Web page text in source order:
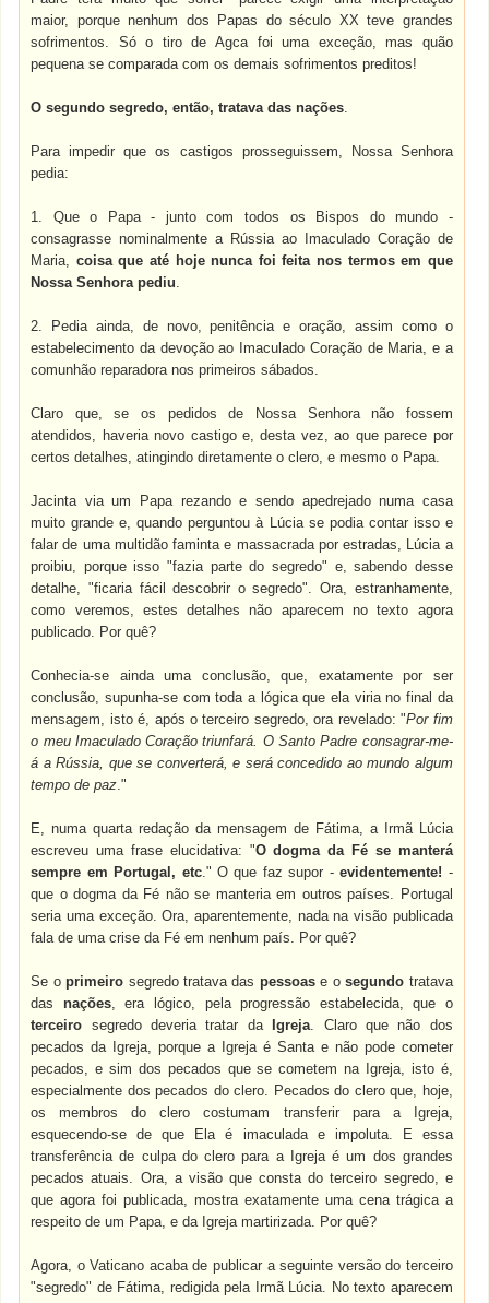
maior, porque nenhum dos Papas do século XX teve grandes
sofrimentos. Só o tiro de Agca foi uma exceção, mas quão
pequena se comparada com os demais sofrimentos preditos!
O segundo segredo, então, tratava das nações.
Para impedir que os castigos prosseguissem, Nossa Senhora
pedia:
1. Que o Papa - junto com todos os Bispos do mundo -
consagrasse nominalmente a Rússia ao Imaculado Coração de
Maria, coisa que até hoje nunca foi feita nos termos em que
Nossa Senhora pediu.
2. Pedia ainda, de novo, penitência e oração, assim como o
estabelecimento da devoção ao Imaculado Coração de Maria, e a
comunhão reparadora nos primeiros sábados.
Claro que, se os pedidos de Nossa Senhora não fossem
atendidos, haveria novo castigo e, desta vez, ao que parece por
certos detalhes, atingindo diretamente o clero, e mesmo o Papa.
Jacinta via um Papa rezando e sendo apedrejado numa casa
muito grande e, quando perguntou à Lúcia se podia contar isso e
falar de uma multidão faminta e massacrada por estradas, Lúcia a
proibiu, porque isso "fazia parte do segredo" e, sabendo desse
detalhe, "ficaria fácil descobrir o segredo". Ora, estranhamente,
como veremos, estes detalhes não aparecem no texto agora
publicado. Por quê?
Conhecia-se ainda uma conclusão, que, exatamente por ser
conclusão, supunha-se com toda a lógica que ela viria no final da
mensagem, isto é, após o terceiro segredo, ora revelado: "Por fim
o meu Imaculado Coração triunfará. O Santo Padre consagrar-me-
á a Rússia, que se converterá, e será concedido ao mundo algum
tempo de paz."
E, numa quarta redação da mensagem de Fátima, a Irmã Lúcia
escreveu uma frase elucidativa: "O dogma da Fé se manterá
sempre em Portugal, etc." O que faz supor -evidentemente! -
que o dogma da Fé não se manteria em outros países. Portugal
seria uma exceção. Ora, aparentemente, nada na visão publicada
fala de uma crise da Fé em nenhum país. Por quê?
Se oprimeiro segredo tratava das pessoase osegundo tratava
das nações, era lógico, pela progressão estabelecida, que o
terceiro segredo deveria tratar da Igreja. Claro que não dos
pecados da Igreja, porque a Igreja é Santa e não pode cometer
pecados, e sim dos pecados que se cometem na Igreja, isto é,
especialmente dos pecados do clero. Pecados do clero que, hoje,
os membros do clero costumam transferir para a Igreja,
esquecendo-se de que Ela é imaculada e impoluta. E essa
transferência de culpa do clero para a Igreja é um dos grandes
pecados atuais. Ora, a visão que consta do terceiro segredo, e
que agora foi publicada, mostra exatamente uma cena trágica a
respeito de um Papa, e da Igreja martirizada. Por quê?
Agora, o Vaticano acaba de publicar a seguinte versão do terceiro
"segredo" de Fátima, redigida pela Irmã Lúcia. No texto aparecem